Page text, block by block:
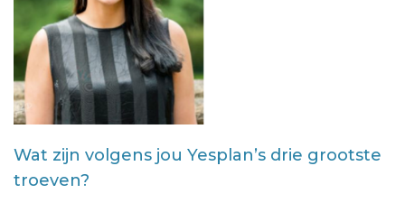
Wat zijn volgens jou Yesplan’s drie grootste
troeven?